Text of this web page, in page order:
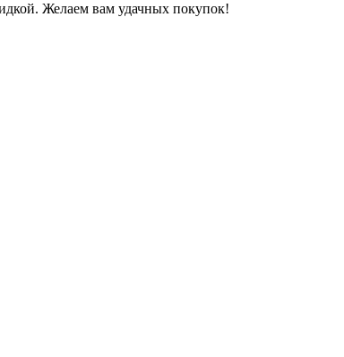
Желаем вам удачных покупок!